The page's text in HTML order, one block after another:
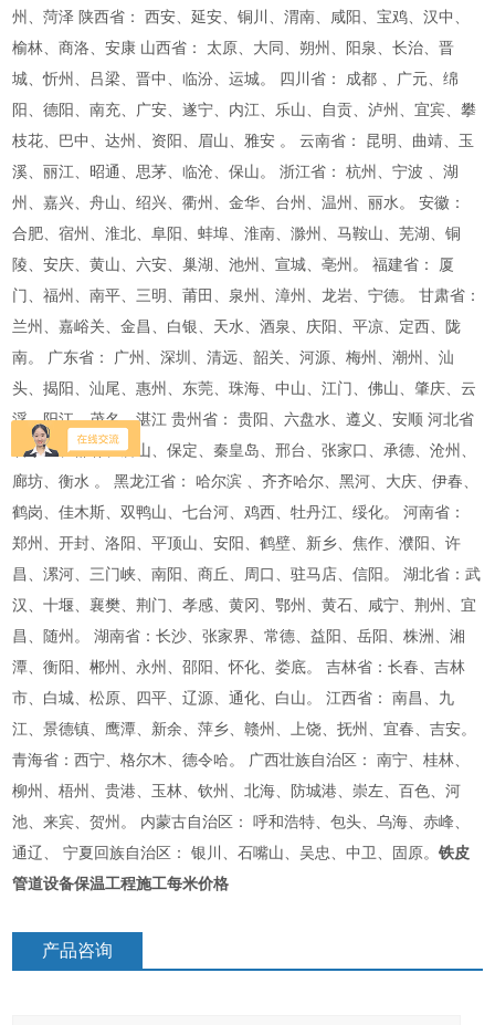
州、菏泽 陕西省： 西安、延安、铜川、渭南、咸阳、宝鸡、汉中、
榆林、商洛、安康 山西省： 太原、大同、朔州、阳泉、长治、晋
城、忻州、吕梁、晋中、临汾、运城。 四川省： 成都 、广元、绵
阳、德阳、南充、广安、遂宁、内江、乐山、自贡、泸州、宜宾、攀
枝花、巴中、达州、资阳、眉山、雅安 。 云南省： 昆明、曲靖、玉
溪、丽江、昭通、思茅、临沧、保山。 浙江省： 杭州、宁波 、湖
州、嘉兴、舟山、绍兴、衢州、金华、台州、温州、丽水。 安徽：
合肥、宿州、淮北、阜阳、蚌埠、淮南、滁州、马鞍山、芜湖、铜
陵、安庆、黄山、六安、巢湖、池州、宣城、亳州。 福建省： 厦
门、福州、南平、三明、莆田、泉州、漳州、龙岩、宁德。 甘肃省：
兰州、嘉峪关、金昌、白银、天水、酒泉、庆阳、平凉、定西、陇
南。 广东省： 广州、深圳、清远、韶关、河源、梅州、潮州、汕
头、揭阳、汕尾、惠州、东莞、珠海、中山、江门、佛山、肇庆、云
浮、阳江、茂名、湛江 贵州省： 贵阳、六盘水、遵义、安顺 河北省
石家庄、邯郸、唐山、保定、秦皇岛、邢台、张家口、承德、沧州、
廊坊、衡水 。 黑龙江省： 哈尔滨 、齐齐哈尔、黑河、大庆、伊春、
鹤岗、佳木斯、双鸭山、七台河、鸡西、牡丹江、绥化。 河南省：
郑州、开封、洛阳、平顶山、安阳、鹤壁、新乡、焦作、濮阳、许
昌、漯河、三门峡、南阳、商丘、周口、驻马店、信阳。 湖北省：武
汉、十堰、襄樊、荆门、孝感、黄冈、鄂州、黄石、咸宁、荆州、宜
昌、随州。 湖南省：长沙、张家界、常德、益阳、岳阳、株洲、湘
潭、衡阳、郴州、永州、邵阳、怀化、娄底。 吉林省：长春、吉林
市、白城、松原、四平、辽源、通化、白山。 江西省： 南昌、九
江、景德镇、鹰潭、新余、萍乡、赣州、上饶、抚州、宜春、吉安。
青海省：西宁、格尔木、德令哈。 广西壮族自治区： 南宁、桂林、
柳州、梧州、贵港、玉林、钦州、北海、防城港、崇左、百色、河
池、来宾、贺州。 内蒙古自治区： 呼和浩特、包头、乌海、赤峰、
通辽、 宁夏回族自治区： 银川、石嘴山、吴忠、中卫、固原。铁皮
管道设备保温工程施工每米价格
产品咨询